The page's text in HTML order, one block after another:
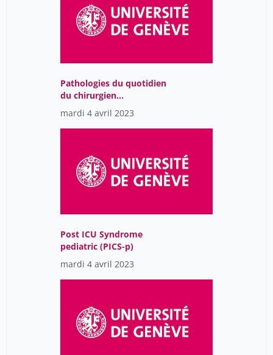
Pathologies du quotidien
du chirurgien
pédiatrique et du
pédiatre!
mardi 4 avril 2023
Post ICU Syndrome
pediatric (PICS-p)
mardi 4 avril 2023